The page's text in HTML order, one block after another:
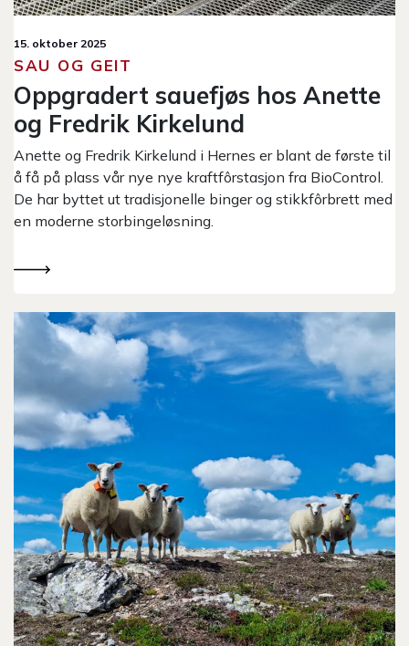
15. oktober 2025
SAU OG GEIT
Oppgradert sauefjøs hos Anette
og Fredrik Kirkelund
Anette og Fredrik Kirkelund i Hernes er blant de første til
å få på plass vår nye nye kraftfôrstasjon fra BioControl.
De har byttet ut tradisjonelle binger og stikkfôrbrett med
en moderne storbingeløsning.